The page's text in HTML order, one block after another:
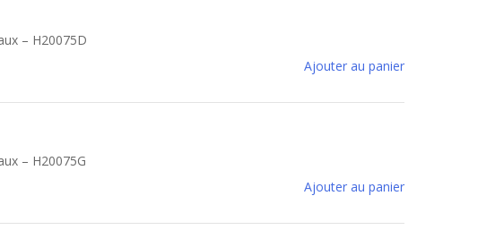
– H20075D
Ajouter au panier
– H20075G
Ajouter au panier